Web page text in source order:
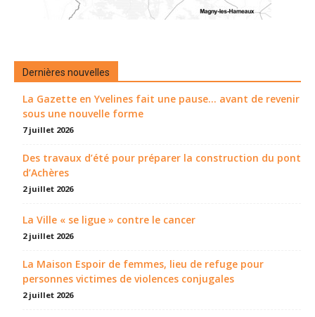
Dernières nouvelles
La Gazette en Yvelines fait une pause... avant de revenir
sous une nouvelle forme
7 juillet 2026
Des travaux d’été pour préparer la construction du pont
d’Achères
2 juillet 2026
La Ville « se ligue » contre le cancer
2 juillet 2026
La Maison Espoir de femmes, lieu de refuge pour
personnes victimes de violences conjugales
2 juillet 2026